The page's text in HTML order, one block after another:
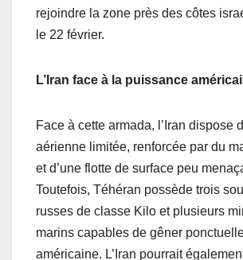
rejoindre la zone près des côtes
le 22 février.
L’Iran face à la puissance
Face à cette armada, l’Iran dispose
aérienne limitée, renforcée par du
et d’une flotte de surface peu
Toutefois, Téhéran possède trois
russes de classe Kilo et plusieurs
marins capables de gêner
américaine. L’Iran pourrait